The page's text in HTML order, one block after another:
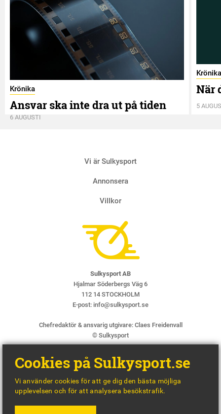
Krönika
Ansvar ska inte dra ut på tiden
6 AUGUSTI
Krönika
När
5
Vi är Sulkysport
Annonsera
Villkor
Sulkysport AB
Hjalmar Söderbergs Väg 6
112 14 STOCKHOLM
E-post: info@sulkysport.se
Chefredaktör & ansvarig utgivare: Claes Freidenvall
© Sulkysport
BY
Cookies på Sulkysport.se
Vi använder cookies för att ge dig den bästa möjliga
upplevelsen och för att analysera besökstrafik.